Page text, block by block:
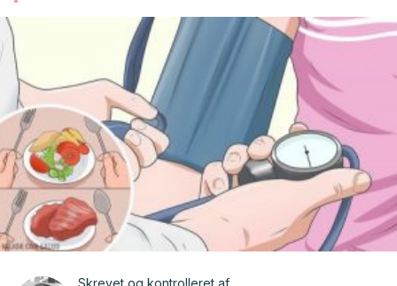
Skrevet og kontrolleret af